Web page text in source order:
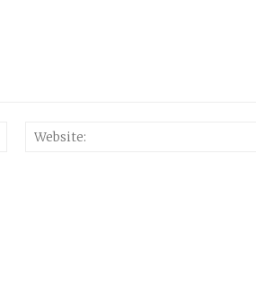
Email:*